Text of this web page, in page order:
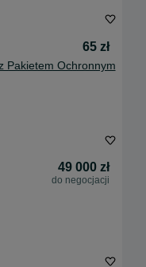
65 zł
Pakietem Ochronnym
49 000 zł
do negocjacji